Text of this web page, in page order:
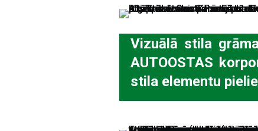
Vizuālā stila
AUTOOSTAS
stila elementu